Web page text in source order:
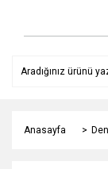
Anasayfa